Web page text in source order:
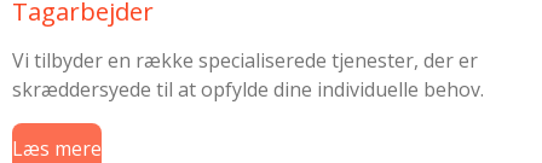
Tagarbejder
Vi tilbyder en række specialiserede tjenester, der er
skræddersyede til at opfylde dine individuelle behov.
Læs mere